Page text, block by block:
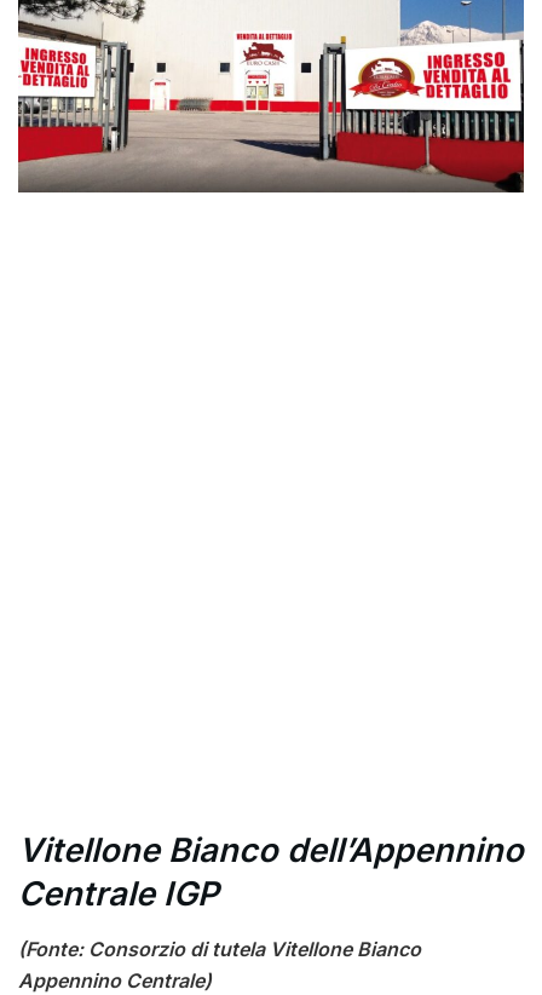
Vitellone Bianco dell’Appennino
Centrale IGP
(Fonte: Consorzio di tutela Vitellone Bianco
Appennino Centrale)